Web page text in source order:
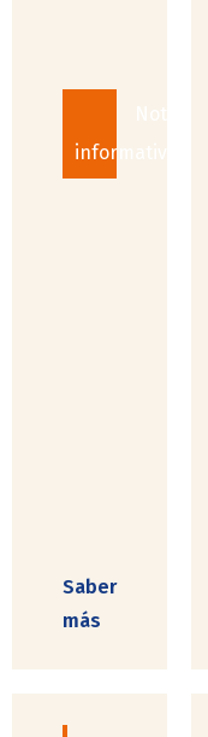
informativas
Saber
más